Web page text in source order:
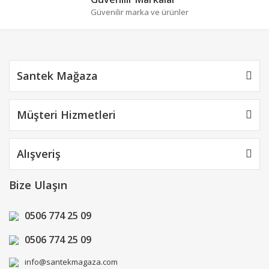
Güvenilir marka ve ürünler
Santek Mağaza
Müşteri Hizmetleri
Alışveriş
Bize Ulaşın
0506 774 25 09
0506 774 25 09
info@santekmagaza.com